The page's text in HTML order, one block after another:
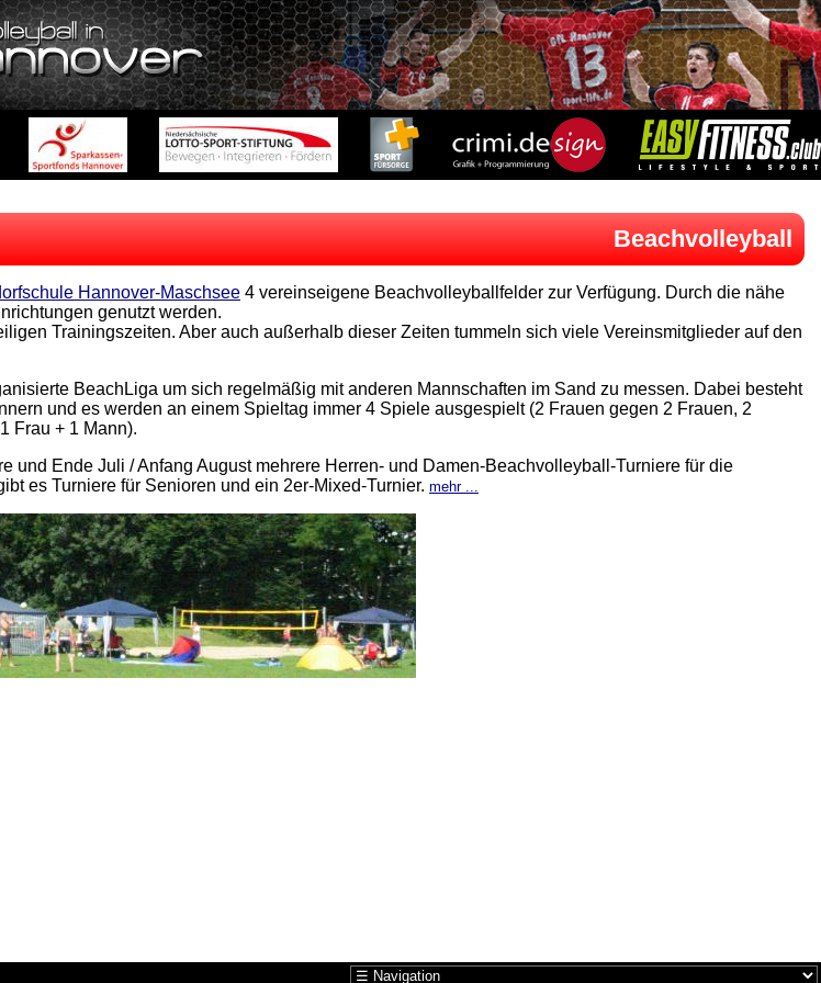
Beachvolleyball
Hannover-Maschsee 4 vereinseigene Beachvolleyballfelder zur Verfügung. Durch die nähe
genutzt werden.
Trainingszeiten. Aber auch außerhalb dieser Zeiten tummeln sich viele Vereinsmitglieder auf den
BeachLiga um sich regelmäßig mit anderen Mannschaften im Sand zu messen. Dabei besteht
und es werden an einem Spieltag immer 4 Spiele ausgespielt (2 Frauen gegen 2 Frauen, 2
Frau + 1 Mann).
und Ende Juli / Anfang August mehrere Herren- und Damen-Beachvolleyball-Turniere für die
es Turniere für Senioren und ein 2er-Mixed-Turnier. mehr ...